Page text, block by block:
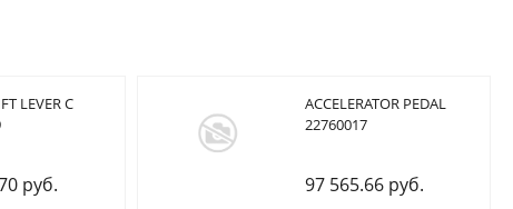
LEVER C
руб.
ACCELERATOR PEDAL
22760017
97 565.66 руб.